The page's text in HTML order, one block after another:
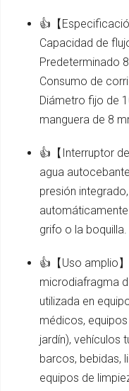
👍【
Capacidad de
Predeterminado
Consumo de
Diámetro fijo de
manguera de 8
👍【Interruptor
agua
presión
grifo o la boquilla.
👍【Uso amplio
microdiafragma
utilizada en
médicos,
jardín), vehículos
barcos, bebidas,
equipos de